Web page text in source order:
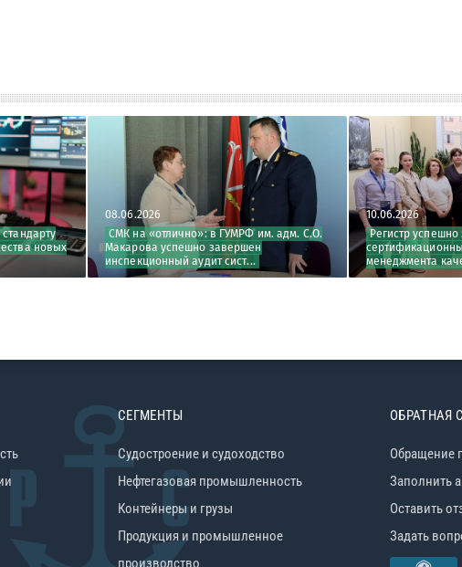
на «отлично»: в ГУМРФ им. адм. С.О.
успешно завершен
аудит сист...
10.06.2026
Регистр успешно завершил
сертификационный аудит системы
менеджмента качества СПбГМТУ
СЕГМЕНТЫ
Судостроение и судоходство
Нефтегазовая промышленность
Контейнеры и грузы
Продукция и промышленное
производство
ОБРАТНАЯ
Обращение
Заполнить
Оставить
Задать